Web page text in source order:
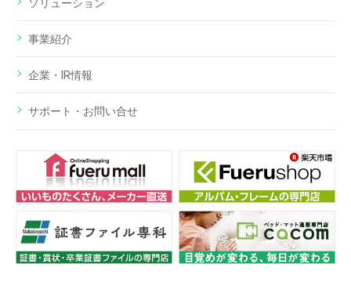
ソリューション
事業紹介
企業・IR情報
サポート・お問い合せ